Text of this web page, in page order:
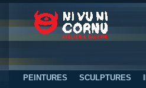
PEINTURES SCULPTURES